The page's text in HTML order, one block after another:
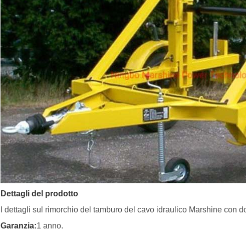
Dettagli del prodotto
I dettagli sul rimorchio del tamburo del cavo idraulico Marshine con
Garanzia:1 anno.